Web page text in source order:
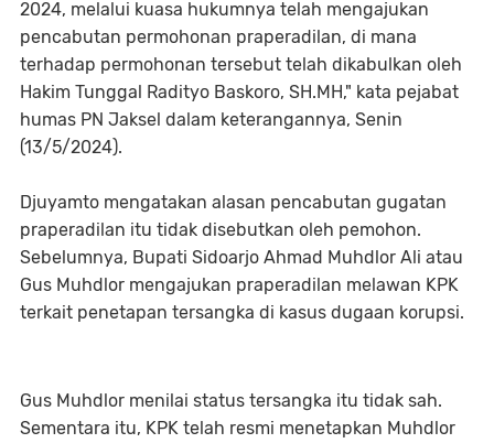
2024, melalui kuasa hukumnya telah mengajukan
pencabutan permohonan praperadilan, di mana
terhadap permohonan tersebut telah dikabulkan oleh
Hakim Tunggal Radityo Baskoro, SH.MH," kata pejabat
humas PN Jaksel dalam keterangannya, Senin
(13/5/2024).
Djuyamto mengatakan alasan pencabutan gugatan
praperadilan itu tidak disebutkan oleh pemohon.
Sebelumnya, Bupati Sidoarjo Ahmad Muhdlor Ali atau
Gus Muhdlor mengajukan praperadilan melawan KPK
terkait penetapan tersangka di kasus dugaan korupsi.
Gus Muhdlor menilai status tersangka itu tidak sah.
Sementara itu, KPK telah resmi menetapkan Muhdlor